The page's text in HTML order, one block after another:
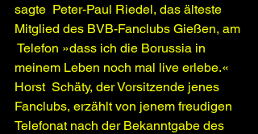
sagte  Peter-Paul Riedel, das älteste
Mitglied des BVB-Fanclubs Gießen, am
Telefon »dass ich die Borussia in
meinem Leben noch mal live erlebe.«
Horst  Schäty, der Vorsitzende jenes
Fanclubs, erzählt von jenem freudigen
Telefonat nach der Bekanntgabe des